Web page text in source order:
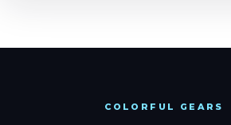
COLORFUL GEARS